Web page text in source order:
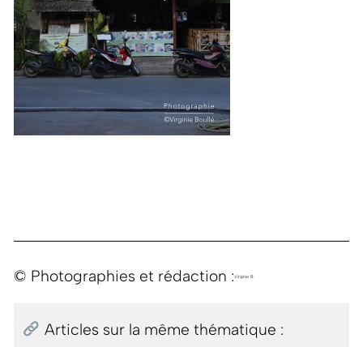
© Photographies et rédaction :Virginie B.
Articles sur la même thématique :